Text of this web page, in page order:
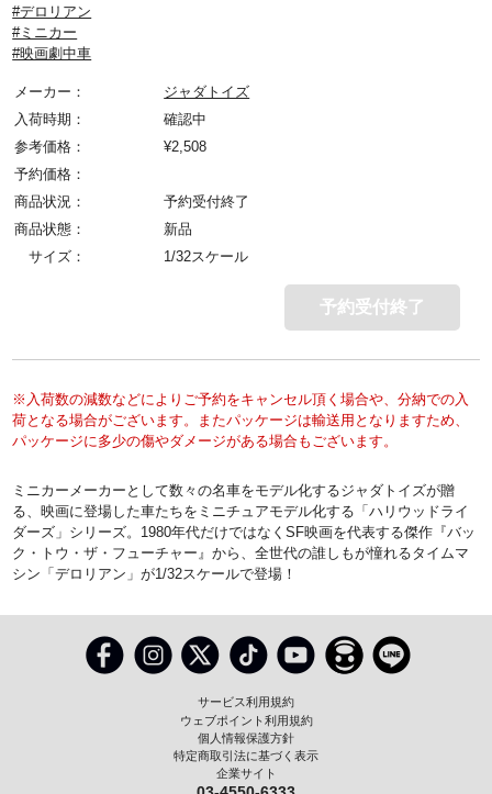
#デロリアン
#ミニカー
#映画劇中車
メーカー：
ジャダトイズ
入荷時期：
確認中
参考価格：
¥2,508
予約価格：
商品状況：
予約受付終了
商品状態：
新品
サイズ：
1/32スケール
予約受付終了
※入荷数の減数などによりご予約をキャンセル頂く場合や、分納での入
荷となる場合がございます。またパッケージは輸送用となりますため、
パッケージに多少の傷やダメージがある場合もございます。
ミニカーメーカーとして数々の名車をモデル化するジャダトイズが贈
る、映画に登場した車たちをミニチュアモデル化する「ハリウッドライ
ダーズ」シリーズ。1980年代だけではなくSF映画を代表する傑作『バッ
ク・トウ・ザ・フューチャー』から、全世代の誰しもが憧れるタイムマ
シン「デロリアン」が1/32スケールで登場！
サービス利用規約
ウェブポイント利用規約
個人情報保護方針
特定商取引法に基づく表示
企業サイト